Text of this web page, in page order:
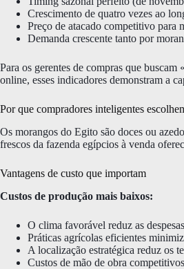
Crescimento de quatro vezes ao
Preço de atacado competitivo para
Demanda crescente tanto por
Para os gerentes de compras que
online, esses indicadores demonstram a
Por que compradores inteligentes
Os morangos do Egito são doces ou
frescos da fazenda egípcios à venda
Vantagens de custo que importam
Custos de produção mais baixos:
O clima favorável reduz as
Práticas agrícolas eficientes
A localização estratégica reduz os
Custos de mão de obra